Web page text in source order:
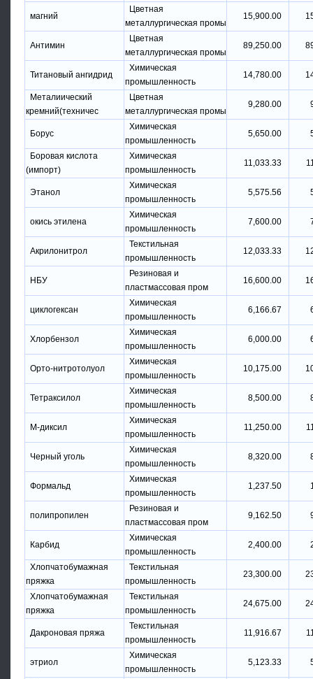
магний
Цветная
металлургическая промы
15,900.00
Антимин
Цветная
металлургическая промы
89,250.00
Титановый ангидрид
Химическая
промышленность
14,780.00
Металиический
кремний(техничес
Цветная
металлургическая промы
9,280.00
Борус
Химическая
промышленность
5,650.00
Боровая кислота
(импорт)
Химическая
промышленность
11,033.33
Этанол
Химическая
промышленность
5,575.56
окись этилена
Химическая
промышленность
7,600.00
Акрилонитрол
Текстильная
промышленность
12,033.33
НБУ
Резиновая и
пластмассовая пром
16,600.00
циклогексан
Химическая
промышленность
6,166.67
Хлорбензол
Химическая
промышленность
6,000.00
Орто-нитротолуол
Химическая
промышленность
10,175.00
Тетраксилол
Химическая
промышленность
8,500.00
М-диксил
Химическая
промышленность
11,250.00
Черный уголь
Химическая
промышленность
8,320.00
Формальд
Химическая
промышленность
1,237.50
полипропилен
Резиновая и
пластмассовая пром
9,162.50
Карбид
Химическая
промышленность
2,400.00
Хлопчатобумажная
пряжка
Текстильная
промышленность
23,300.00
Хлопчатобумажная
пряжка
Текстильная
промышленность
24,675.00
Дакроновая пряжа
Текстильная
промышленность
11,916.67
этриол
Химическая
промышленность
5,123.33